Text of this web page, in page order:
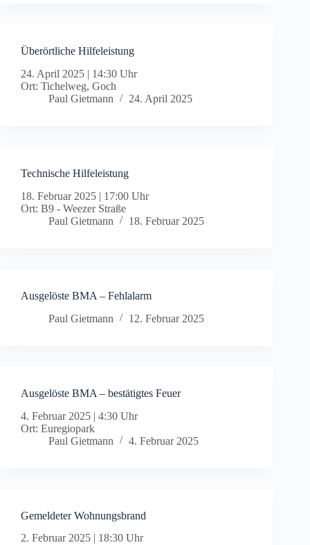
Überörtliche Hilfeleistung
24. April 2025 | 14:30 Uhr
Ort: Tichelweg, Goch
Paul Gietmann
24. April 2025
Technische Hilfeleistung
18. Februar 2025 | 17:00 Uhr
Ort: B9 - Weezer Straße
Paul Gietmann
18. Februar 2025
Ausgelöste BMA – Fehlalarm
Paul Gietmann
12. Februar 2025
Ausgelöste BMA – bestätigtes Feuer
4. Februar 2025 | 4:30 Uhr
Ort: Euregiopark
Paul Gietmann
4. Februar 2025
Gemeldeter Wohnungsbrand
2. Februar 2025 | 18:30 Uhr